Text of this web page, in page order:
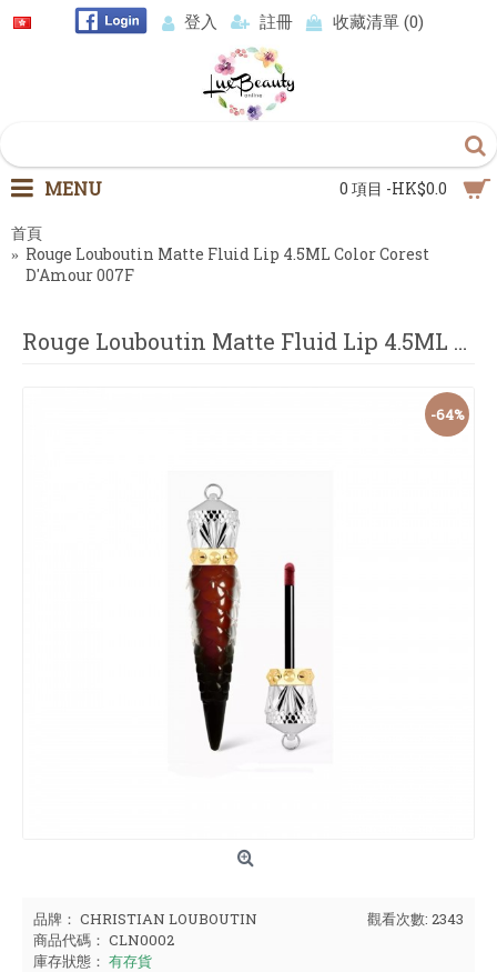
登入 註冊 收藏清單 (0)
0 項目 -HK$0.0
MENU
首頁
Rouge Louboutin Matte Fluid Lip 4.5ML Color Corest
D'Amour 007F
Rouge Louboutin Matte Fluid Lip 4.5ML Color Corest D'Amour 007F
-64%
觀看次數: 2343
品牌： CHRISTIAN LOUBOUTIN
商品代碼： CLN0002
庫存狀態： 有存貨